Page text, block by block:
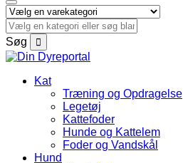
Søg
Kat
Træning og Opdragelse
Legetøj
Kattefoder
Hunde og Kattelem
Foder og Vandskål
Hund